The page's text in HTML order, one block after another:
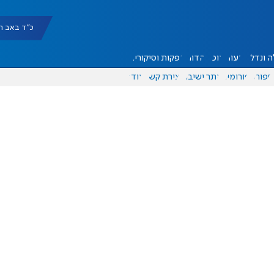
כ"ד באב תשפ"ו
ונדל"ן דעות אוכל יהדות הפקות וסיקורים
ספורט פורומים אתר ישיבה יצירת קשר עוד